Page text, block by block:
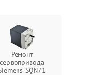
Ремонт
сервопривода
SQN71